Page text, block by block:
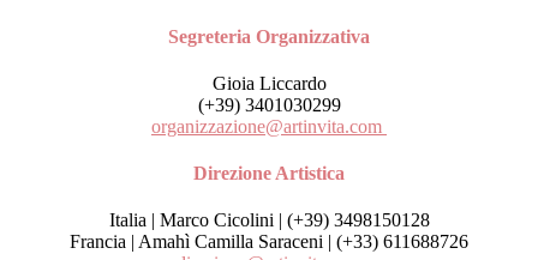
Segreteria Organizzativa
Gioia Liccardo
(+39) 3401030299
organizzazione@artinvita.com
Direzione Artistica
Italia | Marco Cicolini | (+39) 3498150128
Francia | Amahì Camilla Saraceni | (+33) 611688726